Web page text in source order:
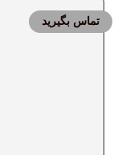
تماس بگیرید